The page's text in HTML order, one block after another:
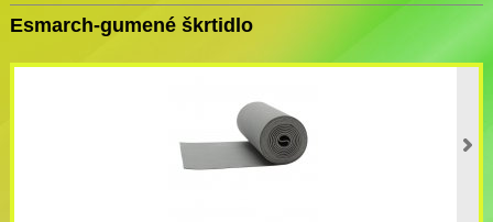
Esmarch-gumené škrtidlo